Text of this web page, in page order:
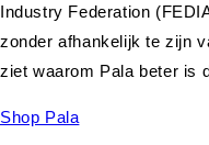
Industry Federation
zonder afhankelijk te zijn
ziet waarom Pala beter is
Shop Pala